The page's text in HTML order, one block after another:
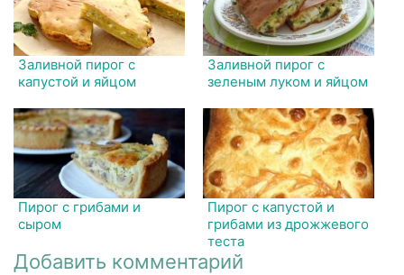
Заливной пирог с
капустой и яйцом
Заливной пирог с
зеленым луком и яйцом
Пирог с грибами и
сыром
Пирог с капустой и
грибами из дрожжевого
теста
Добавить комментарий